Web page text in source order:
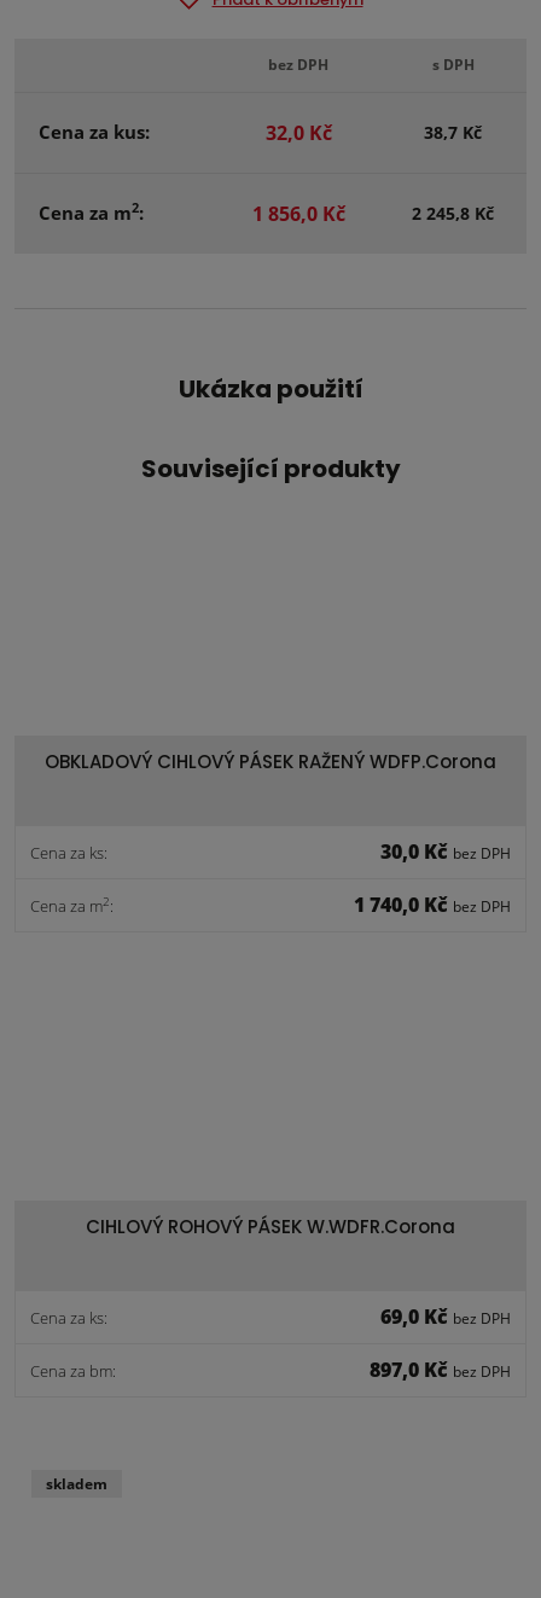
bez DPH s DPH
Cena za kus: 32,0 Kč 38,7 Kč
Cena za m2: 1 856,0 Kč 2 245,8 Kč
Ukázka použití
Související produkty
OBKLADOVÝ CIHLOVÝ PÁSEK RAŽENÝ WDFP.Corona
Cena za ks: 30,0 Kč bez DPH
Cena za m2: 1 740,0 Kč bez DPH
CIHLOVÝ ROHOVÝ PÁSEK W.WDFR.Corona
Cena za ks: 69,0 Kč bez DPH
Cena za bm: 897,0 Kč bez DPH
skladem